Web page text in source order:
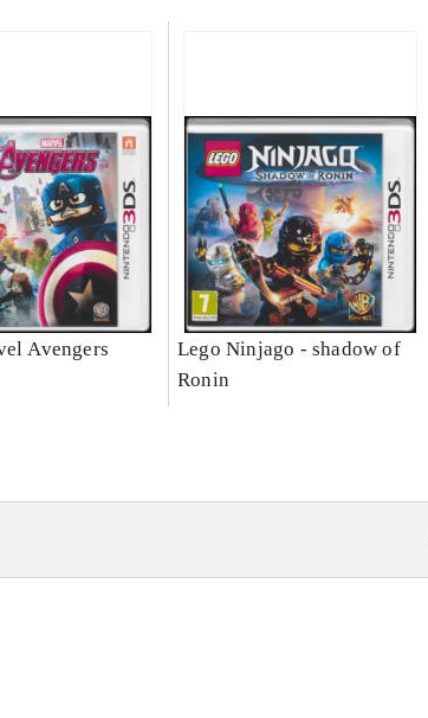
Avengers
Lego Ninjago - shadow of
Ronin